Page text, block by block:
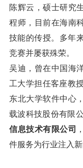
陈辉云，硕士研究
程师，目前在海南
技能的传授。多年
竞赛并屡获殊荣。
吴迪，曾在中国海
工大学担任客座教
东北大学软件中心
载波科技股份有限
信息技术有限公司
件服务为行业注入新